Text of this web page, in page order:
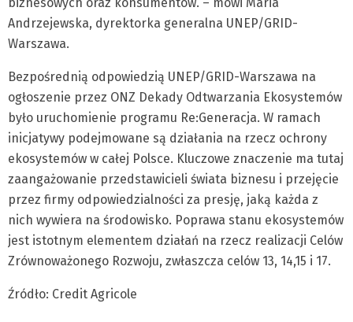
Andrzejewska, dyrektorka generalna UNEP/GRID-
Warszawa.
Bezpośrednią odpowiedzią UNEP/GRID-Warszawa na
ogłoszenie przez ONZ Dekady Odtwarzania Ekosystemów
było uruchomienie programu Re:Generacja. W ramach
inicjatywy podejmowane są działania na rzecz ochrony
ekosystemów w całej Polsce. Kluczowe znaczenie ma tutaj
zaangażowanie przedstawicieli świata biznesu i przejęcie
przez firmy odpowiedzialności za presję, jaką każda z
nich wywiera na środowisko. Poprawa stanu ekosystemów
jest istotnym elementem działań na rzecz realizacji Celów
Zrównoważonego Rozwoju, zwłaszcza celów 13, 14,15 i 17.
Źródło: Credit Agricole